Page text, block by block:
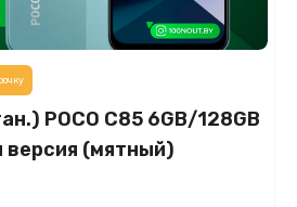
POCO C85 6GB/128GB
(мятный)